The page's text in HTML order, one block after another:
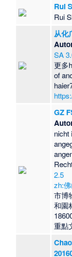
Rui
Rui
从化
SA
更多
of
GZ
nicht
2.5
zh:
市博
和園
重點